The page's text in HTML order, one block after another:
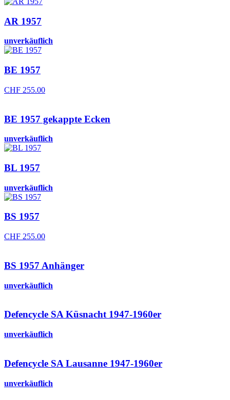
AR 1957
unverkäuflich
BE 1957
CHF 255.00
BE 1957 gekappte Ecken
unverkäuflich
BL 1957
unverkäuflich
BS 1957
CHF 255.00
BS 1957 Anhänger
unverkäuflich
Defencycle SA Küsnacht 1947-1960er
unverkäuflich
Defencycle SA Lausanne 1947-1960er
unverkäuflich